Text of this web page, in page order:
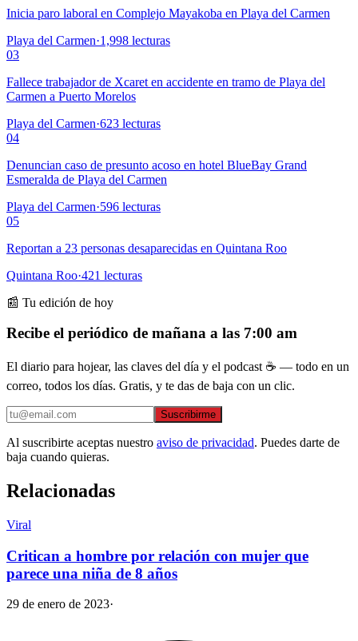
Inicia paro laboral en Complejo Mayakoba en Playa del Carmen
Playa del Carmen·1,998 lecturas
03
Fallece trabajador de Xcaret en accidente en tramo de Playa del
Carmen a Puerto Morelos
Playa del Carmen·623 lecturas
04
Denuncian caso de presunto acoso en hotel BlueBay Grand
Esmeralda de Playa del Carmen
Playa del Carmen·596 lecturas
05
Reportan a 23 personas desaparecidas en Quintana Roo
Quintana Roo·421 lecturas
📰 Tu edición de hoy
Recibe el periódico de mañana a las 7:00 am
El diario para hojear, las claves del día y el podcast ☕ — todo en un
correo, todos los días. Gratis, y te das de baja con un clic.
Suscribirme
Al suscribirte aceptas nuestro aviso de privacidad. Puedes darte de
baja cuando quieras.
Relacionadas
Viral
Critican a hombre por relación con mujer que
parece una niña de 8 años
29 de enero de 2023·